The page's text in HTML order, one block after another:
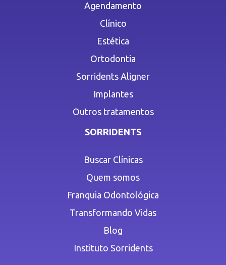
Agendamento
Clínico
Estética
Ortodontia
Sorridents Aligner
Implantes
Outros tratamentos
SORRIDENTS
Buscar Clínicas
Quem somos
Franquia Odontológica
Transformando Vidas
Blog
Instituto Sorridents